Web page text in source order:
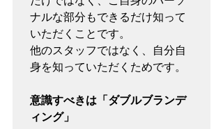
ナルな部分もできるだけ知って
いただくことです。
他のスタッフではなく、自分自
身を知っていただくためです。
意識すべきは「ダブルブランデ
ィング」